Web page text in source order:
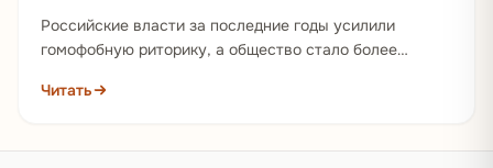
Российские власти за последние годы усилили
гомофобную риторику, а общество стало более
угодно: в носке на…
Читать